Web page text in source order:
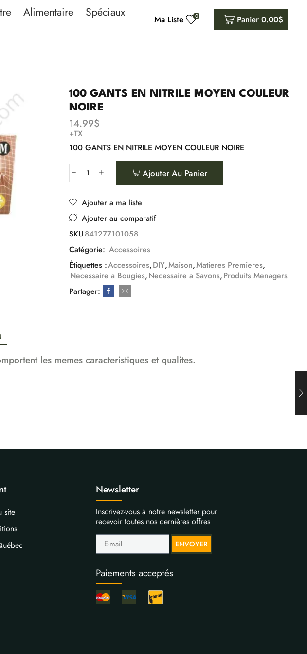
Alimentaire
Spéciaux
Ma Liste 0 Panier 0.00$
100 GANTS EN NITRILE MOYEN COULEUR
NOIRE
14.99$
+TX
100 GANTS EN NITRILE MOYEN COULEUR NOIRE
Ajouter Au Panier
Ajouter a ma liste
Ajouter au comparatif
SKU841277101058
Catégorie: Accessoires
Étiquettes :Accessoires,DIY,Maison,Matieres Premieres,
Necessaire a Bougies,Necessaire a Savons,Produits Menagers
Partager:
les memes caracteristiques et qualites.
site
Newsletter
Inscrivez-vous à notre newsletter pour
recevoir toutes nos dernières offres
ENVOYER
Paiements acceptés